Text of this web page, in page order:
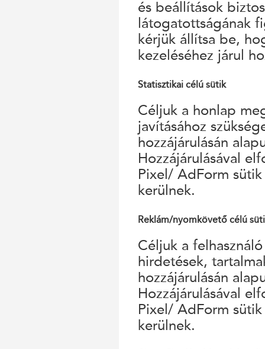
és beállítások
látogatottságának
kérjük állítsa be,
kezeléséhez járul
Statisztikai célú sütik
Céljuk a honlap
javításához
hozzájárulásán
Hozzájárulásával
Pixel/ AdForm
kerülnek.
Reklám/nyomkövető célú
Céljuk a
hirdetések,
hozzájárulásán
Hozzájárulásával
Pixel/ AdForm
kerülnek.